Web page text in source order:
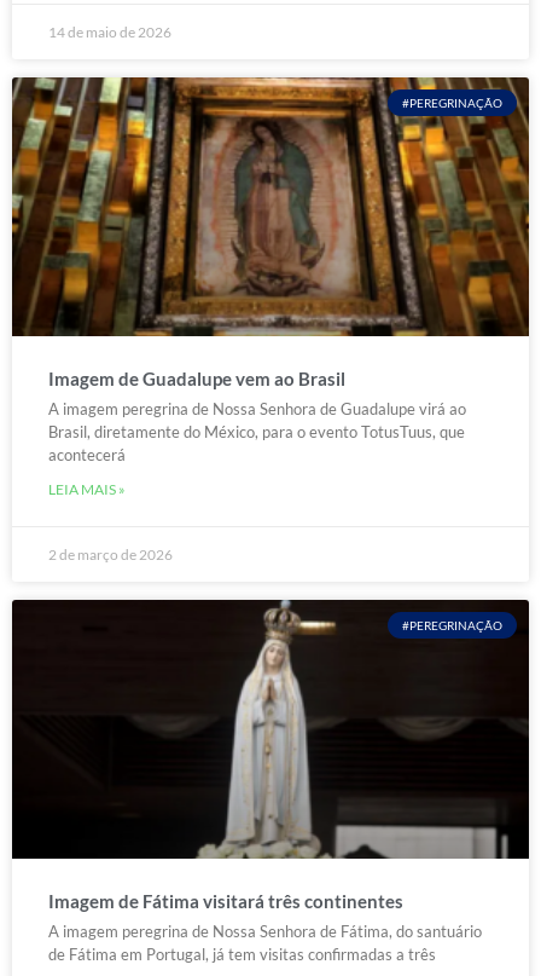
14 de maio de 2026
#PEREGRINAÇÃO
Imagem de Guadalupe vem ao Brasil
A imagem peregrina de Nossa Senhora de Guadalupe virá ao
Brasil, diretamente do México, para o evento TotusTuus, que
acontecerá
LEIA MAIS »
2 de março de 2026
#PEREGRINAÇÃO
Imagem de Fátima visitará três continentes
A imagem peregrina de Nossa Senhora de Fátima, do santuário
de Fátima em Portugal, já tem visitas confirmadas a três